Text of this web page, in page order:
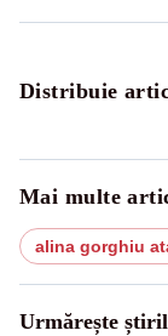
Distribuie
Mai multe
alina gorghiu
Urmărește